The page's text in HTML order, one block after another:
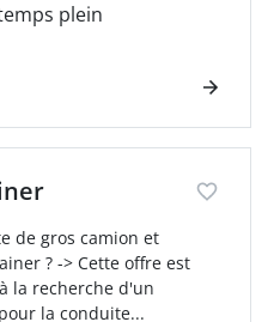
plein
de gros camion et
? -> Cette offre est
la recherche d'un
la conduite...